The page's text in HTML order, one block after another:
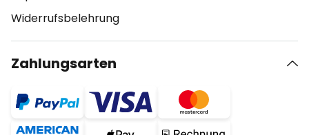
Widerrufsbelehrung
Zahlungsarten